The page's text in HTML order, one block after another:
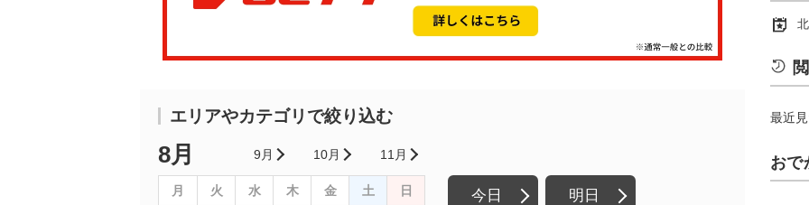
エリアやカテゴリで絞り込む
8月 9月 10月 11月
月 火 水 木 金 土 日 今日 明日
最近
おで